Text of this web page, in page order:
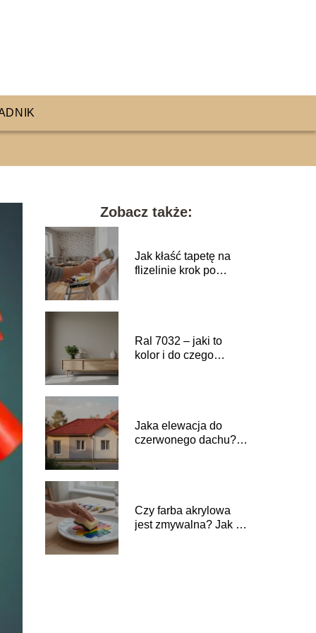
Zobacz także:
Jak kłaść tapetę na
flizelinie krok po
Ral 7032 – jaki to
kolor i do czego
Jaka elewacja do
czerwonego dachu?
Czy farba akrylowa
jest zmywalna? Jak ją